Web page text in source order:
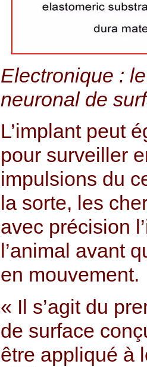
Electronique :
neuronal de
L’implant peut
pour surveiller
impulsions du
la sorte, les
avec précision
l’animal avant
en mouvement.
« Il s’agit du
de surface
être appliqué à